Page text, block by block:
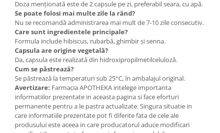
Doza menționată este de 2 capsule pe zi, preferabil seara, cu apă.
Se poate folosi mai multe zile la rând?
Nu se recomandă administrarea mai mult de 7-10 zile consecutiv.
Care sunt ingredientele principale?
Formula include hibiscus, rubarbă, ghimbir și senna.
Capsula are origine vegetală?
Da, capsula este realizată din hidroxipropilmetilceluloză.
Cum se păstrează?
Se păstrează la temperaturi sub 25°C, în ambalajul original.
Avertizare: Farmacia APOTHEKA intelege importanta
informatiilor prezentate in aceasta pagina si face eforturi
permanente pentru a le pastra actualizate. Singura situatie in
care informatiile prezentate pot fi diferite fata de cele ale
produsului este aceea in care producatorul aduce modificari